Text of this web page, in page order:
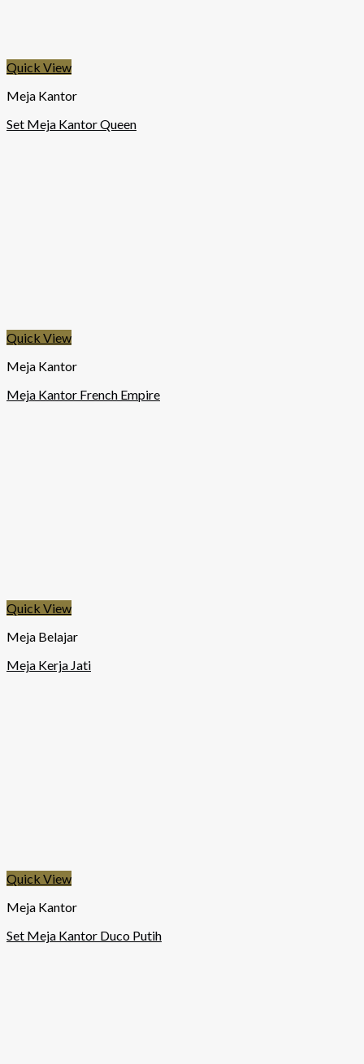
Quick View
Meja Kantor
Set Meja Kantor Queen
Quick View
Meja Kantor
Meja Kantor French Empire
Quick View
Meja Belajar
Meja Kerja Jati
Quick View
Meja Kantor
Set Meja Kantor Duco Putih